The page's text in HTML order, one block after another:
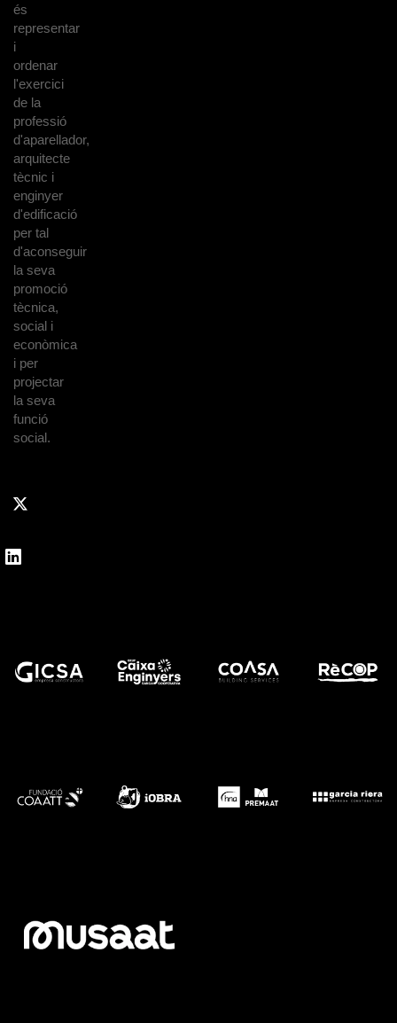
és
representar
i
ordenar
l'exercici
de la
professió
d'aparellador,
arquitecte
tècnic i
enginyer
d'edificació
per tal
d'aconseguir
la seva
promoció
tècnica,
social i
econòmica
i per
projectar
la seva
funció
social.